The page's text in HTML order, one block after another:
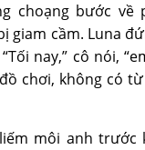
choạng bước
giam cầm. Luna
nay,” cô nói,
chơi, không có
môi anh